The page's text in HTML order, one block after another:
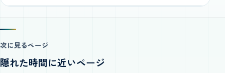
次に見るページ
隠れた時間に近いページ